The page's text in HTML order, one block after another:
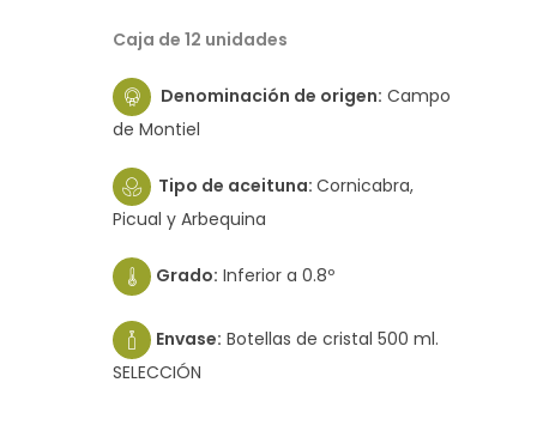
Caja de 12 unidades
Denominación de origen: Campo
de Montiel
Tipo de aceituna: Cornicabra,
Picual y Arbequina
Grado: Inferior a 0.8º
Envase: Botellas de cristal 500 ml.
SELECCIÓN